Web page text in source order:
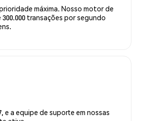
máxima. Nosso motor de
transações por segundo
e a equipe de suporte em nossas